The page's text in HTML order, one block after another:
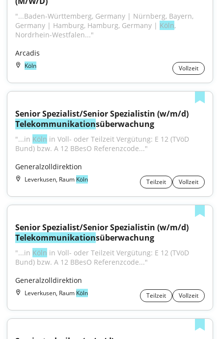
"...Baden-Württemberg, Germany | Nürnberg, Bayern,
Germany | Hamburg, Hamburg, Germany | Köln,
Nordrhein-Westfalen..."
Arcadis
Köln Vollzeit
Telekommunikationsüberwachung
"...in Köln in Voll- oder Teilzeit Vergütung: E 12 (TVöD
Bund) bzw. A 12 BBesO Referenzcode..."
Generalzolldirektion
Leverkusen, Raum Köln Teilzeit Vollzeit
Telekommunikationsüberwachung
"...in Köln in Voll- oder Teilzeit Vergütung: E 12 (TVöD
Bund) bzw. A 12 BBesO Referenzcode..."
Generalzolldirektion
Leverkusen, Raum Köln Teilzeit Vollzeit